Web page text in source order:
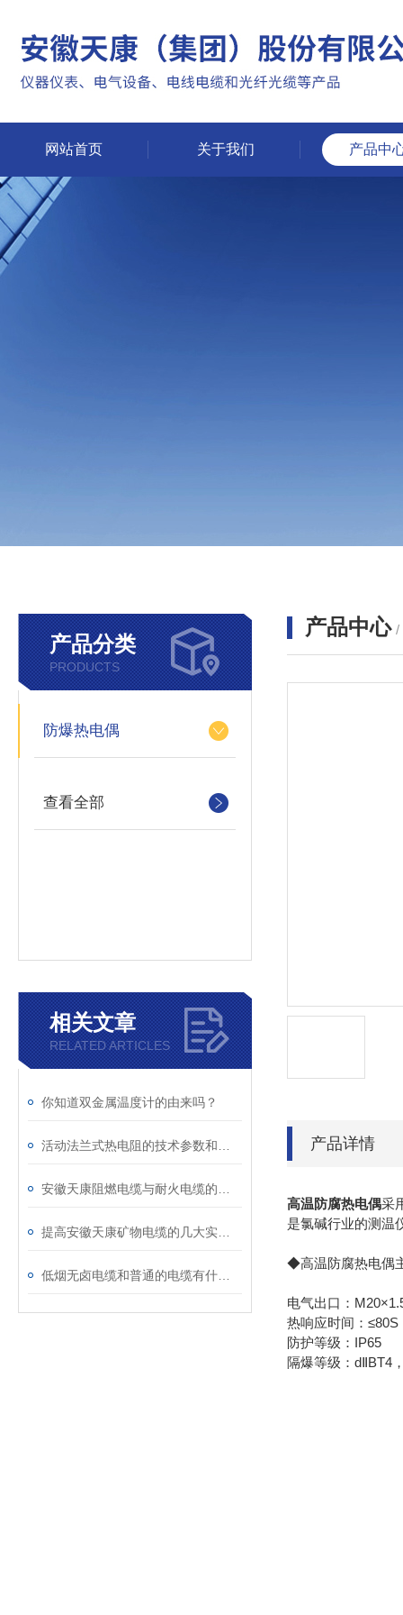
网站首页 关于我们 产品中
产品分类
PRODUCTS
防爆热电偶
查看全部
相关文章
RELATED ARTICLES
你知道双金属温度计的由来吗？
产品中心 /
产品详情
高温防腐热电偶采
是氯碱行业的测温
◆高温防腐热电偶
电气出口：
热响应时间：≤80S
防护等级：IP65
隔爆等级：dⅡBT4